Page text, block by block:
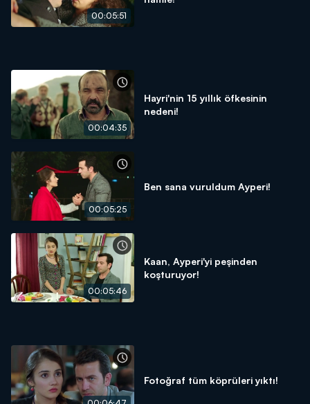
00:05:51
00:04:35
Hayri'nin 15 yıllık öfkesinin
nedeni!
00:05:25
Ben sana vuruldum Ayperi!
00:05:46
Kaan, Ayperi'yi peşinden
koşturuyor!
Fotoğraf tüm köprüleri yıktı!